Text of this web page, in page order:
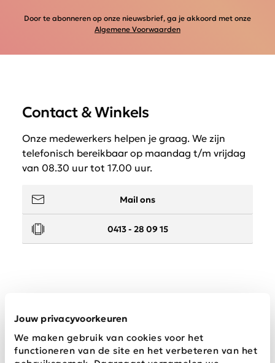
Jouw privacyvoorkeuren
We maken gebruik van cookies voor het
functioneren van de site en het verbeteren van het
Door te abonneren op onze nieuwsbrief, ga je akkoord met onze
Algemene Voorwaarden
Contact & Winkels
Onze medewerkers helpen je graag. We zijn
telefonisch bereikbaar op maandag t/m vrijdag
van 08.30 uur tot 17.00 uur.
Mail ons
0413 - 28 09 15
Wij zijn Schijvens mode